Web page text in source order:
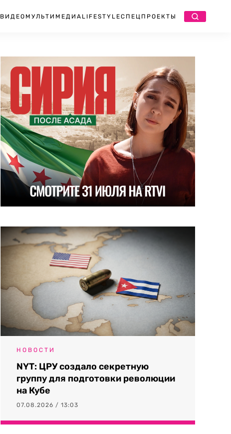
ВИДЕО МУЛЬТИМЕДИА LIFESTYLEСПЕЦПРОЕКТЫ
НОВОСТИ
NYT: ЦРУ создало секретную
группу для подготовки революции
на Кубе
07.08.2026 / 13:03